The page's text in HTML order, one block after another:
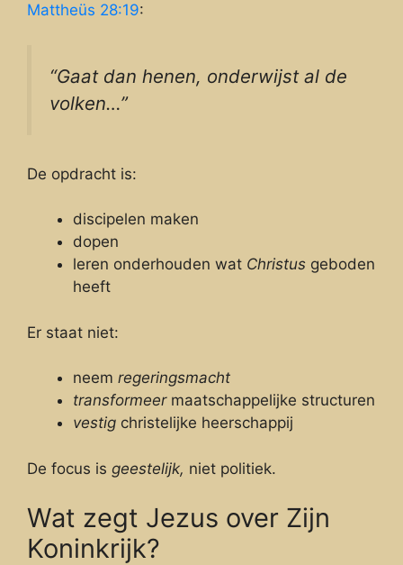
Mattheüs 28:19:
“Gaat dan henen, onderwijst al de
volken…”
De opdracht is:
discipelen maken
dopen
leren onderhouden wat Christus geboden
heeft
Er staat niet:
neem regeringsmacht
transformeermaatschappelijke structuren
vestig christelijke heerschappij
De focus is geestelijk, niet politiek.
Wat zegt Jezus over Zijn
Koninkrijk?